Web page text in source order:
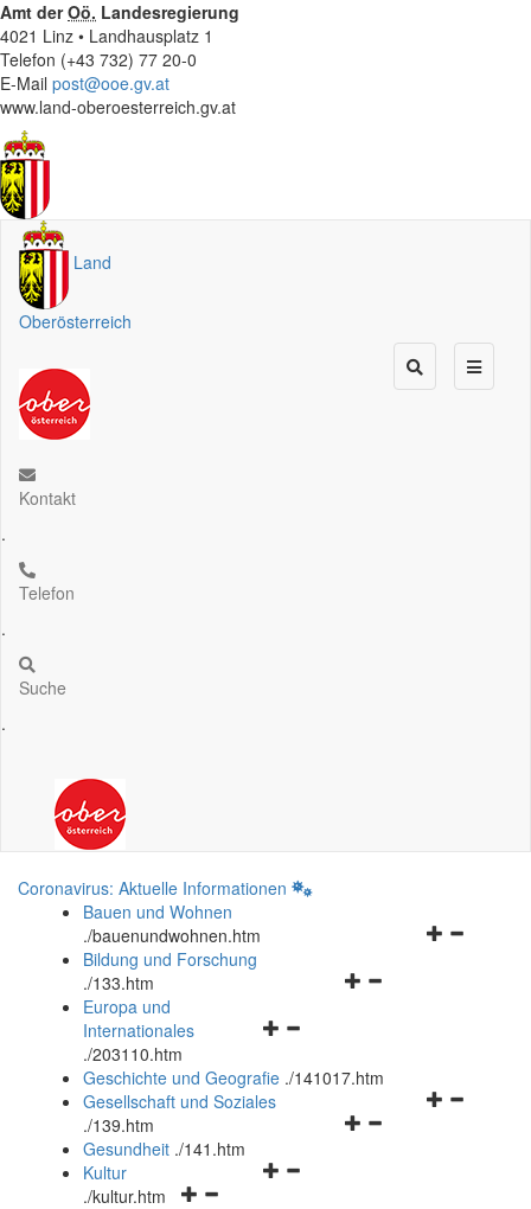
Amt derOö. Landesregierung
4021 Linz • Landhausplatz 1
Telefon (+43 732) 77 20-0
E-Mail post@ooe.gv.at
www.land-oberoesterreich.gv.at
Land
Oberösterreich
Kontakt
.
Telefon
.
Suche
.
Coronavirus: Aktuelle Informationen
Bauen und Wohnen
./bauenundwohnen.htm
Navigationsmenü
Bildung und Forschung
./133.htm
Navigationsmenü
und
schließen
Europa und
Internationales
./203110.htm
Geschichte und Geografie ./141017.htm
Navigationsmenü
Gesellschaft und Soziales
./139.htm
Navigationsmenü
Gesundheit ./141.htm
Navigationsmenü
Kultur
./kultur.htm